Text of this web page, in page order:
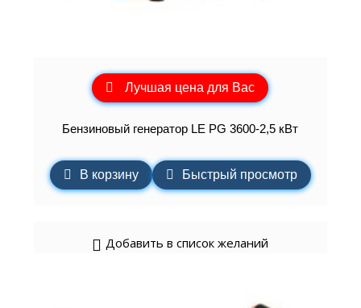
Лучшая цена для Вас
Бензиновый генератор LE PG 3600-2,5 кВт
В корзину Быстрый просмотр
Добавить в список желаний